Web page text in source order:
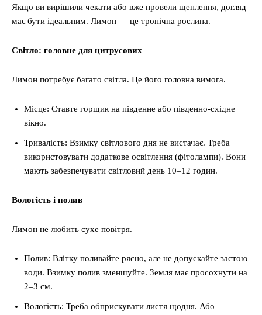
Якщо ви вирішили чекати або вже провели щеплення, догляд
має бути ідеальним. Лимон — це тропічна рослина.
Світло: головне для цитрусових
Лимон потребує багато світла. Це його головна вимога.
Місце: Ставте горщик на південне або південно-східне
вікно.
Тривалість: Взимку світлового дня не вистачає. Треба
використовувати додаткове освітлення (фітолампи). Вони
мають забезпечувати світловий день 10–12 годин.
Вологість і полив
Лимон не любить сухе повітря.
Полив: Влітку поливайте рясно, але не допускайте застою
води. Взимку полив зменшуйте. Земля має просохнути на
2–3 см.
Вологість: Треба обприскувати листя щодня. Або